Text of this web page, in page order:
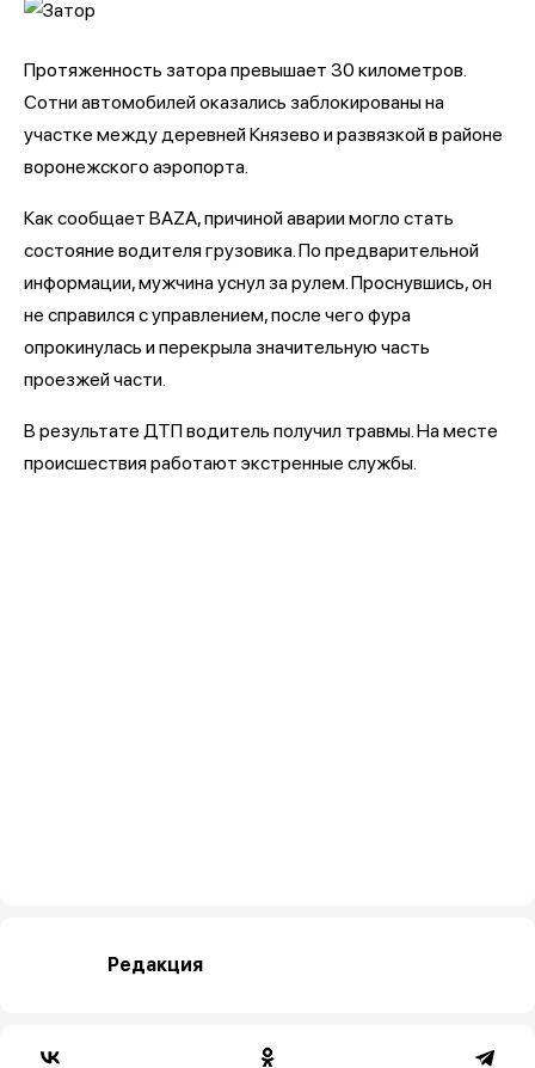
Протяженность затора превышает 30 километров.
Сотни автомобилей оказались заблокированы на
участке между деревней Князево и развязкой в районе
воронежского аэропорта.
Как сообщает BAZA, причиной аварии могло стать
состояние водителя грузовика. По предварительной
информации, мужчина уснул за рулем. Проснувшись, он
не справился с управлением, после чего фура
опрокинулась и перекрыла значительную часть
проезжей части.
В результате ДТП водитель получил травмы. На месте
происшествия работают экстренные службы.
Редакция